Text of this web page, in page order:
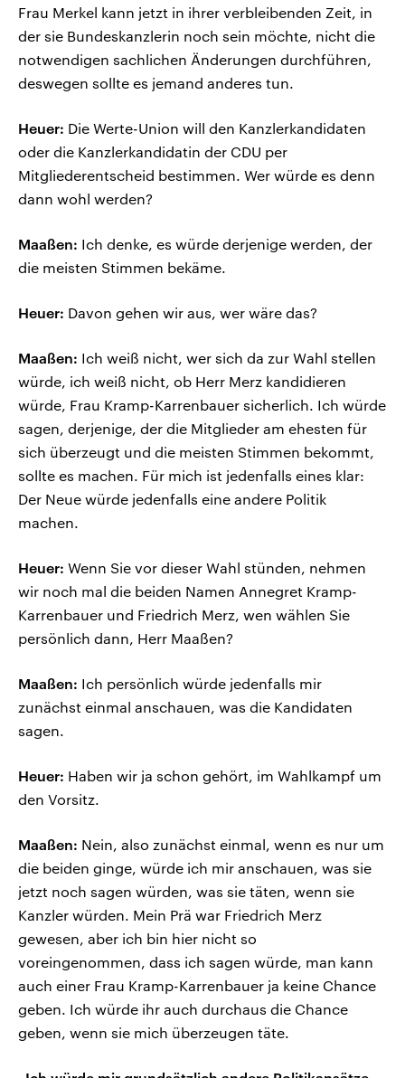
Frau Merkel kann jetzt in ihrer verbleibenden Zeit, in
der sie Bundeskanzlerin noch sein möchte, nicht die
notwendigen sachlichen Änderungen durchführen,
deswegen sollte es jemand anderes tun.
Heuer: Die Werte-Union will den Kanzlerkandidaten
oder die Kanzlerkandidatin der CDU per
Mitgliederentscheid bestimmen. Wer würde es denn
dann wohl werden?
Maaßen: Ich denke, es würde derjenige werden, der
die meisten Stimmen bekäme.
Heuer: Davon gehen wir aus, wer wäre das?
Maaßen: Ich weiß nicht, wer sich da zur Wahl stellen
würde, ich weiß nicht, ob Herr Merz kandidieren
würde, Frau Kramp-Karrenbauer sicherlich. Ich würde
sagen, derjenige, der die Mitglieder am ehesten für
sich überzeugt und die meisten Stimmen bekommt,
sollte es machen. Für mich ist jedenfalls eines klar:
Der Neue würde jedenfalls eine andere Politik
machen.
Heuer: Wenn Sie vor dieser Wahl stünden, nehmen
wir noch mal die beiden Namen Annegret Kramp-
Karrenbauer und Friedrich Merz, wen wählen Sie
persönlich dann, Herr Maaßen?
Maaßen: Ich persönlich würde jedenfalls mir
zunächst einmal anschauen, was die Kandidaten
sagen.
Heuer: Haben wir ja schon gehört, im Wahlkampf um
den Vorsitz.
Maaßen: Nein, also zunächst einmal, wenn es nur um
die beiden ginge, würde ich mir anschauen, was sie
jetzt noch sagen würden, was sie täten, wenn sie
Kanzler würden. Mein Prä war Friedrich Merz
gewesen, aber ich bin hier nicht so
voreingenommen, dass ich sagen würde, man kann
auch einer Frau Kramp-Karrenbauer ja keine Chance
geben. Ich würde ihr auch durchaus die Chance
geben, wenn sie mich überzeugen täte.